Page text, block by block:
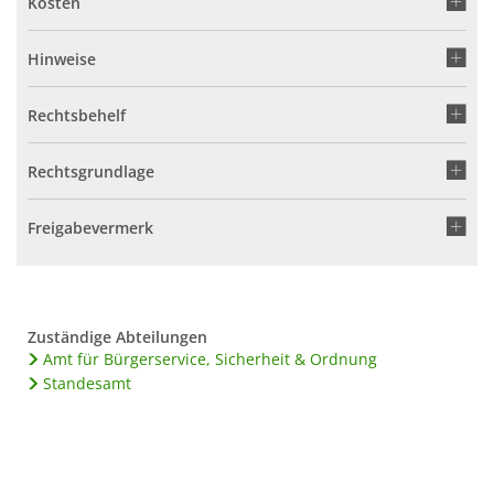
Hinweise
Rechtsbehelf
Rechtsgrundlage
Freigabevermerk
Zuständige Abteilungen
Amt für Bürgerservice, Sicherheit & Ordnung
Standesamt